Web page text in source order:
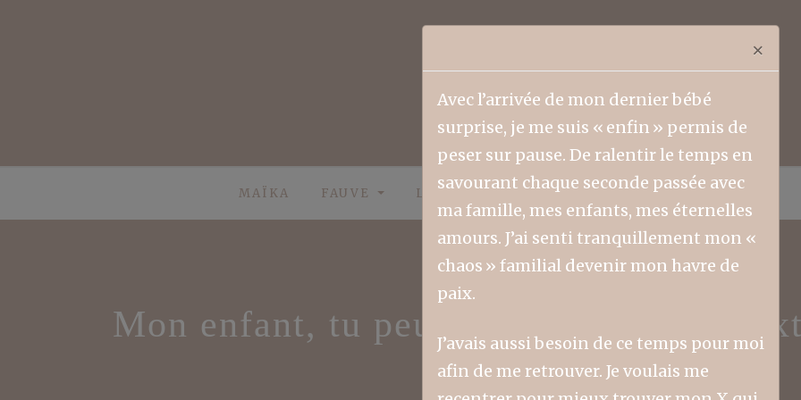
MAÏKA FAUVE LIFESTYLE FAMILLE COLLABORATEURS
Mon enfant, tu peux crier victoire –
×
Avec l’arrivée de mon dernier bébé
surprise, je me suis « enfin » permis de
peser sur pause. De ralentir le temps en
savourant chaque seconde passée avec
ma famille, mes enfants, mes éternelles
amours. J’ai senti tranquillement mon «
chaos » familial devenir mon havre de
paix.
J’avais aussi besoin de ce temps pour moi
afin de me retrouver. Je voulais me